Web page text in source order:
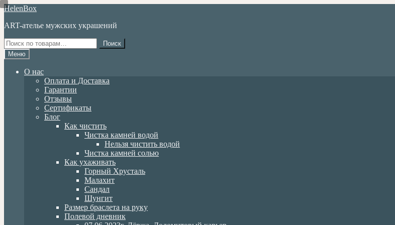
Перейти
навигации
Перейти
содержимому
HelenBox
ART-ателье мужских украшений
Искать:
Поиск
Меню
О нас
Оплата и Доставка
Гарантии
Отзывы
Сертификаты
Блог
Как чистить
Чистка камней водой
Нельзя чистить водой
Чистка камней солью
Как ухаживать
Горный Хрусталь
Малахит
Сандал
Шунгит
Размер браслета на руку
Полевой дневник